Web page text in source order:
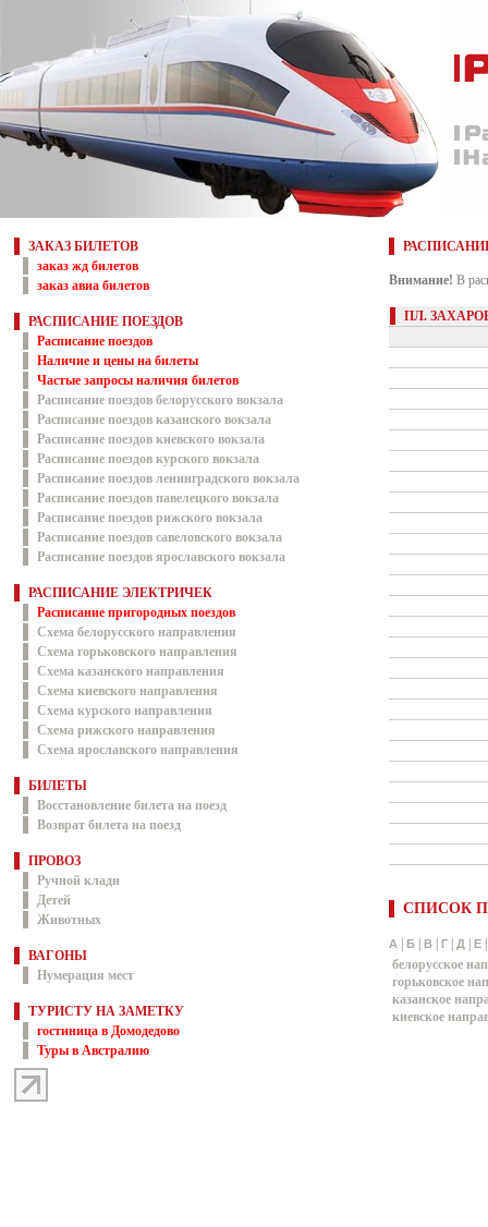
ЗАКАЗ БИЛЕТОВ
заказ жд билетов
заказ авиа билетов
РАСПИСАНИЕ ПОЕЗДОВ
Расписание поездов
Наличие и цены на билеты
Частые запросы наличия билетов
Расписание поездов белорусского вокзала
Расписание поездов казанского вокзала
Расписание поездов киевского вокзала
Расписание поездов курского вокзала
Расписание поездов ленинградского вокзала
Расписание поездов павелецкого вокзала
Расписание поездов рижского вокзала
Расписание поездов савеловского вокзала
Расписание поездов ярославского вокзала
РАСПИСАНИЕ ЭЛЕКТРИЧЕК
Расписание пригородных поездов
Схема белорусского направления
Схема горьковского направления
Схема казанского направления
Схема киевского направления
Схема курского направления
Схема рижского направления
Схема ярославского направления
БИЛЕТЫ
Восстановление билета на поезд
Возврат билета на поезд
ПРОВОЗ
Ручной клади
Детей
Животных
ВАГОНЫ
Нумерация мест
ТУРИСТУ НА ЗАМЕТКУ
гостиница в Домодедово
Туры в Австралию
Внимание! В
ПЛ.
СПИСОК
А Б В Г Д Е
белорусское
горьковское
казанское
киевское